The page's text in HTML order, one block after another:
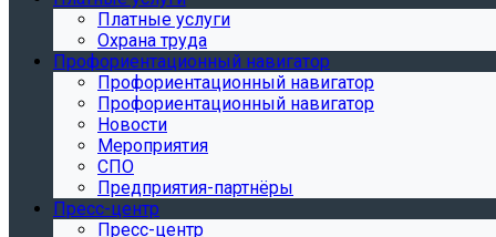
Платные услуги
Охрана труда
Профориентационный навигатор
Профориентационный навигатор
Профориентационный навигатор
Новости
Мероприятия
СПО
Предприятия-партнёры
Пресс-центр
Пресс-центр